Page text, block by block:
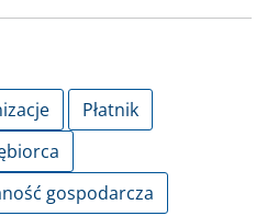
Płatnik
gospodarcza